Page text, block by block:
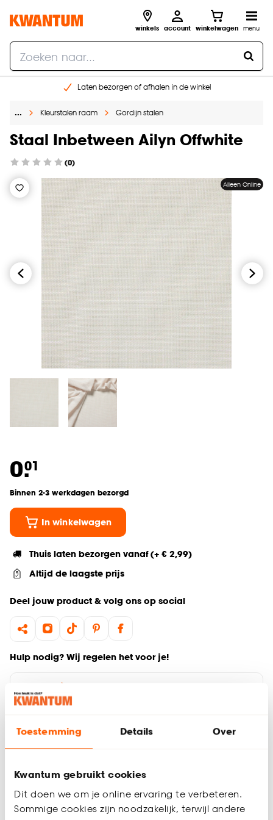
Toestemming Details Over
Kwantum gebruikt cookies
Dit doen we om je online ervaring te verbeteren.
Sommige cookies zijn noodzakelijk, terwijl andere
winkels account winkelwagen menu
Laten bezorgen of afhalen in de winkel
Gratis raam advies en inmeten aan huis
… Kleurstalen raam Gordijn stalen
Staal Inbetween Ailyn Offwhite
(0)
Alleen Online
0.01
Binnen 2-3 werkdagen bezorgd
In winkelwagen
Thuis laten bezorgen vanaf (+ € 2,99)
Altijd de laagste prijs
Deel jouw product & volg ons op social
Hulp nodig? Wij regelen het voor je!
Productomschrijving
favoriet is. Zo ben je 100% zeker van de juiste keuze. De
kleurstalen worden binnen 2 à 3 werkdagen thuisbezorgd en
passen door de brievenbus. Afmeting staal Gordijn: 13 x 26